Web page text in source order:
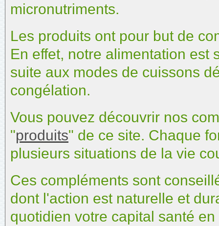
micronutriments.
Les produits ont pour but de
En effet, notre alimentation
suite aux modes de cuissons
congélation.
Vous pouvez découvrir nos
"produits" de ce site. Chaque
plusieurs situations de la vie
Ces compléments sont
dont l'action est naturelle et
quotidien votre capital santé